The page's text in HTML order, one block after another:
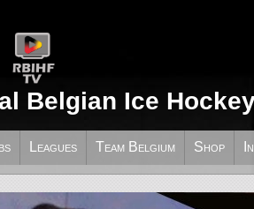
Belgian Ice
Leagues Team Belgium Shop